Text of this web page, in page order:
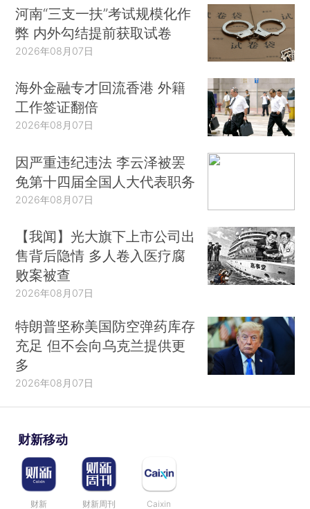
河南“三支一扶”考试规模化作
弊 内外勾结提前获取试卷
2026年08月07日
海外金融专才回流香港 外籍
工作签证翻倍
2026年08月07日
因严重违纪违法 李云泽被罢
免第十四届全国人大代表职务
2026年08月07日
【我闻】光大旗下上市公司出
售背后隐情 多人卷入医疗腐
败案被查
2026年08月07日
特朗普坚称美国防空弹药库存
充足 但不会向乌克兰提供更
多
2026年08月07日
财新移动
财新 财新周刊 Caixin